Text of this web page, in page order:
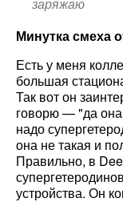
заряжаю
Минутка смеха
Есть у меня
большая
Так вот он
говорю — "да она
надо
она не такая и
Правильно, в
устройства. Он